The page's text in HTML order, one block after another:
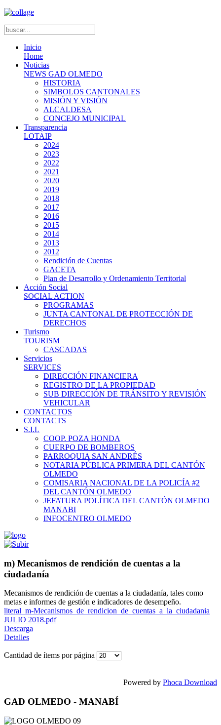
Inicio
Home
Noticias
NEWS GAD OLMEDO
HISTORIA
SIMBOLOS CANTONALES
MISIÓN Y VISIÓN
ALCALDESA
CONCEJO MUNICIPAL
Transparencia
LOTAIP
2024
2023
2022
2021
2020
2019
2018
2017
2016
2015
2014
2013
2012
Rendición de Cuentas
GACETA
Plan de Desarrollo y Ordenamiento Territorial
Acción Social
SOCIAL ACTION
PROGRAMAS
JUNTA CANTONAL DE PROTECCIÓN DE
DERECHOS
Turismo
TOURISM
CASCADAS
Servicios
SERVICES
DIRECCIÓN FINANCIERA
REGISTRO DE LA PROPIEDAD
SUB DIRECCIÓN DE TRÁNSITO Y REVISIÓN
VEHICULAR
CONTACTOS
CONTACTS
S.I.L
COOP. POZA HONDA
CUERPO DE BOMBEROS
PARROQUIA SAN ANDRÉS
NOTARIA PÚBLICA PRIMERA DEL CANTÓN
OLMEDO
COMISARIA NACIONAL DE LA POLICÍA #2
DEL CANTÓN OLMEDO
JEFATURA POLÍTICA DEL CANTÓN OLMEDO
MANABI
INFOCENTRO OLMEDO
m) Mecanismos de rendición de cuentas a la
ciudadanía
Mecanismos de rendición de cuentas a la ciudadanía, tales como
metas e informes de gestión e indicadores de desempeño.
literal_m-Mecanismos_de_rendicion_de_cuentas_a_la_ciudadania
JULIO 2018.pdf
Descarga
Detalles
Cantidad de ítems por página
Powered by Phoca Download
GAD OLMEDO - MANABÍ